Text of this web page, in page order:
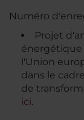
Numéro
Projet
l'Union
dans le
de
ici.